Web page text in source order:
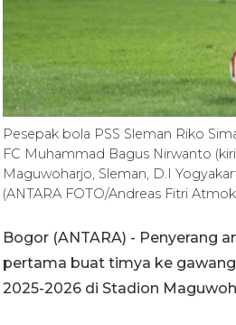
Pesepak bola PSS Sleman Riko
FC Muhammad Bagus Nirwanto
Maguwoharjo, Sleman, D.I
(ANTARA FOTO/Andreas Fitri
Bogor (ANTARA) - Penyerang
pertama buat timya ke
2025-2026 di Stadion